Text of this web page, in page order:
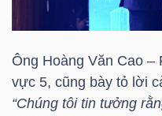
Ông Hoàng Văn Cao –
vực 5, cũng bày tỏ lời
“Chúng tôi tin tưởng
CÔNG
CỤ
ĐẦU
TƯ